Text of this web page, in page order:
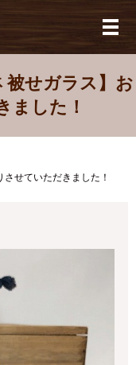
メ
被せガラス】お
ました！
させていただきました！